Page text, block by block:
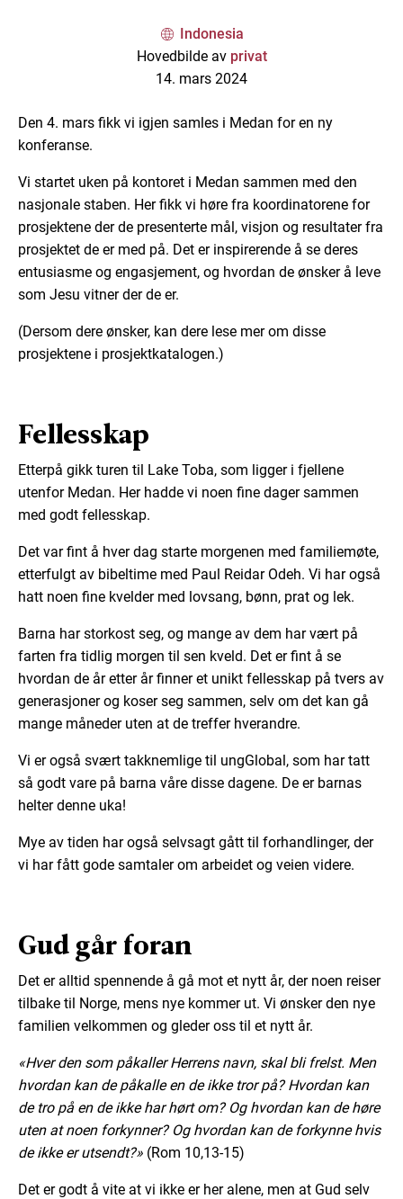
Indonesia
Hovedbilde av privat
14. mars 2024
Den 4. mars fikk vi igjen samles i Medan for en ny
konferanse.
Vi startet uken på kontoret i Medan sammen med den
nasjonale staben. Her fikk vi høre fra koordinatorene for
prosjektene der de presenterte mål, visjon og resultater fra
prosjektet de er med på. Det er inspirerende å se deres
entusiasme og engasjement, og hvordan de ønsker å leve
som Jesu vitner der de er.
(Dersom dere ønsker, kan dere lese mer om disse
prosjektene i prosjektkatalogen.)
Fellesskap
Etterpå gikk turen til Lake Toba, som ligger i fjellene
utenfor Medan. Her hadde vi noen fine dager sammen
med godt fellesskap.
Det var fint å hver dag starte morgenen med familiemøte,
etterfulgt av bibeltime med Paul Reidar Odeh. Vi har også
hatt noen fine kvelder med lovsang, bønn, prat og lek.
Barna har storkost seg, og mange av dem har vært på
farten fra tidlig morgen til sen kveld. Det er fint å se
hvordan de år etter år finner et unikt fellesskap på tvers av
generasjoner og koser seg sammen, selv om det kan gå
mange måneder uten at de treffer hverandre.
Vi er også svært takknemlige til ungGlobal, som har tatt
så godt vare på barna våre disse dagene. De er barnas
helter denne uka!
Mye av tiden har også selvsagt gått til forhandlinger, der
vi har fått gode samtaler om arbeidet og veien videre.
Gud går foran
Det er alltid spennende å gå mot et nytt år, der noen reiser
tilbake til Norge, mens nye kommer ut. Vi ønsker den nye
familien velkommen og gleder oss til et nytt år.
«Hver den som påkaller Herrens navn, skal bli frelst. Men
hvordan kan de påkalle en de ikke tror på? Hvordan kan
de tro på en de ikke har hørt om? Og hvordan kan de høre
uten at noen forkynner? Og hvordan kan de forkynne hvis
de ikke er utsendt?» (Rom 10,13-15)
Det er godt å vite at vi ikke er her alene, men at Gud selv